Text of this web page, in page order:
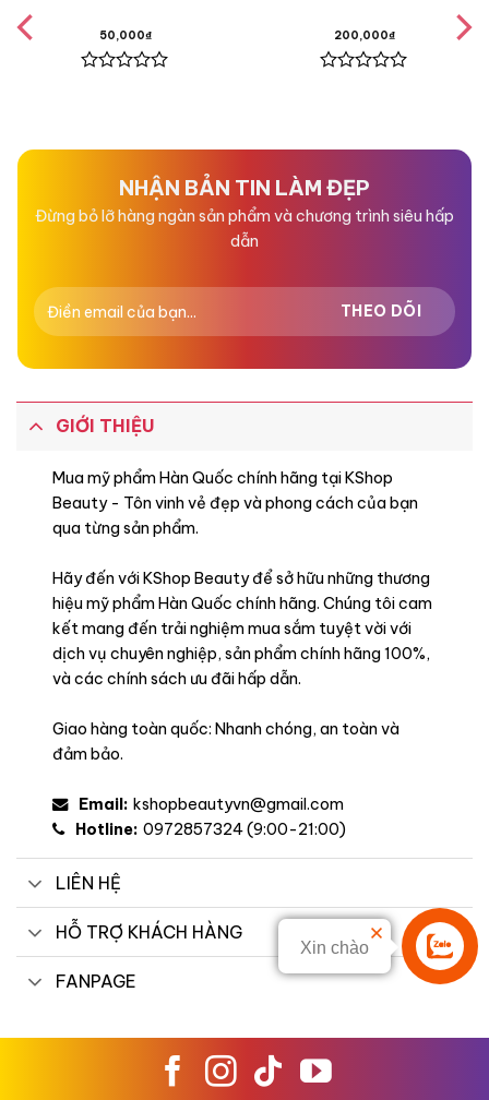
môi, cải thiện kết cấu sản phẩm, cho phép son khô nhanh,
không gây bết dính sau khi son đã khô, giúp son lên màu
Ppg-51/Smdi Copolymer
: Tạo màng và độ bám cho son
môi, giúp giữ màu son lâu, duy trì đôi môi mềm mại, mịn
màng.
Công dụng
cần phấn má, mascara nhưng chắc chắn không thể thiếu son
môi. Chỉ với một thỏi Son MAC Matte Lipstick sẽ giúp thổi hồn
lên gương mặt, vẻ đẹp của nàng tăng lên bội phần, xinh đẹp
và rạng rỡ hơn.
50,000₫
5
200,000₫
5
Liên hệ
Xin chào
NHẬN BẢN TIN LÀM ĐẸP
Đừng bỏ lỡ hàng ngàn sản phẩm và chương trình siêu hấp
dẫn
GIỚI THIỆU
Mua mỹ phẩm Hàn Quốc chính hãng tại KShop
Beauty - Tôn vinh vẻ đẹp và phong cách của bạn
qua từng sản phẩm.
Hãy đến với KShop Beauty để sở hữu những thương
hiệu mỹ phẩm Hàn Quốc chính hãng. Chúng tôi cam
kết mang đến trải nghiệm mua sắm tuyệt vời với
dịch vụ chuyên nghiệp, sản phẩm chính hãng 100%,
và các chính sách ưu đãi hấp dẫn.
Giao hàng toàn quốc: Nhanh chóng, an toàn và
đảm bảo.
Email: kshopbeautyvn@gmail.com
Hotline: 0972857324 (9:00-21:00)
LIÊN HỆ
HỖ TRỢ KHÁCH HÀNG
FANPAGE